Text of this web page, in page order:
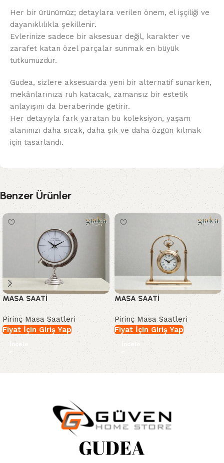
Her bir ürünümüz; detaylara verilen önem, el işçiliği ve
dayanıklılıkla şekillenir.
Evlerinize sadece bir aksesuar değil, karakter ve
zarafet katan özel parçalar sunmak en büyük
tutkumuzdur.
Gudea, sizlere aksesuarda yeni bir alternatif sunarken,
mekânlarınıza ruh katacak, zamansız bir estetik
anlayışını da beraberinde getirir.
Her detayıyla fark yaratan bu koleksiyon, yaşam
alanınızı daha sıcak, daha şık ve daha özgün kılmak
için tasarlandı.
Benzer Ürünler
MASA SAATİ
Pirinç Masa Saatleri
Fiyat İçin Giriş Yap
İncele
MASA SAATİ
Pirinç Masa Saatleri
Fiyat İçin Giriş Yap
İncele
Read More